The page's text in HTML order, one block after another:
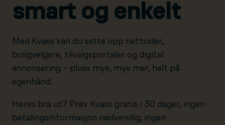
smart og enkelt
Med Kvass kan du sette opp nettsider,
boligvelgere, tilvalgsportaler og digital
annonsering – pluss mye, mye mer, helt på
egenhånd.
Høres bra ut? Prøv Kvass gratis i 30 dager, ingen
betalingsinformasjon nødvendig, ingen